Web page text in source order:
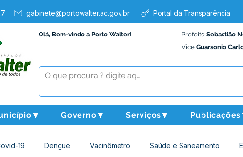
gabinete@portowalter.ac.gov.br Portal da Transparência
Olá, Bem-vindo a Porto Walter! Prefeito Sebastião
Vice Guarsonio
Governo🔽 Serviços🔽
19 Dengue Vacinômetro Saúde e Saneamento